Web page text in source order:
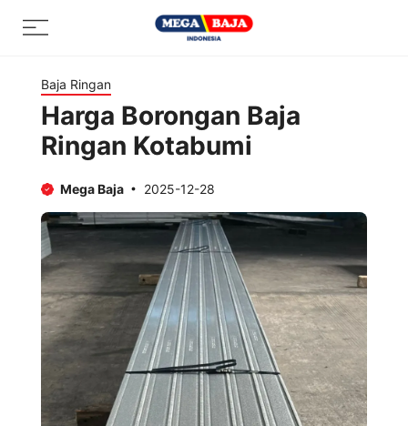
Menu
Baja Ringan
Harga Borongan Baja
Ringan Kotabumi
Mega Baja 2025-12-28